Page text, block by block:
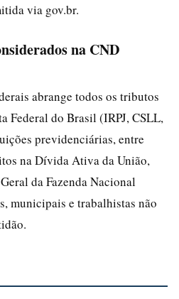
via gov.br.
na CND
abrange todos os tributos
Federal do Brasil (IRPJ, CSLL,
previdenciárias, entre
na Dívida Ativa da União,
da Fazenda Nacional
municipais e trabalhistas não